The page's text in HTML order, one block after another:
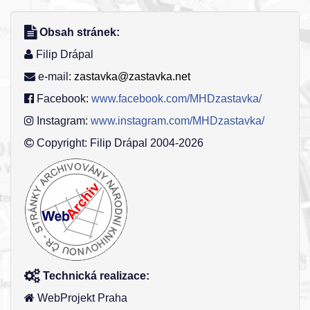
Obsah stránek:
Filip Drápal
e-mail: zastavka@zastavka.net
Facebook: www.facebook.com/MHDzastavka/
Instagram: www.instagram.com/MHDzastavka/
Copyright: Filip Drápal 2004-2026
Technická realizace:
WebProjekt Praha